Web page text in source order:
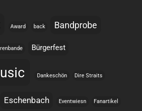
Award back Bandprobe
Bürgerfest
Dankeschön Dire Straits
Eschenbach Eventwiesn Fanartikel